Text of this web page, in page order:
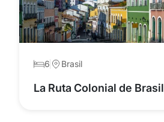
6 Brasil
La Ruta Colonial de Brasil